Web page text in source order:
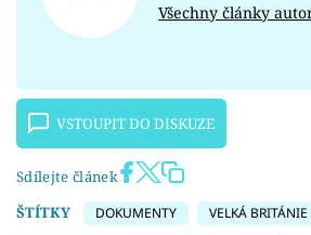
Všechny články
VSTOUPIT DO DISKUZE
Sdílejte článek
ŠTÍTKY
DOKUMENTY VELKÁ BRITÁNIE